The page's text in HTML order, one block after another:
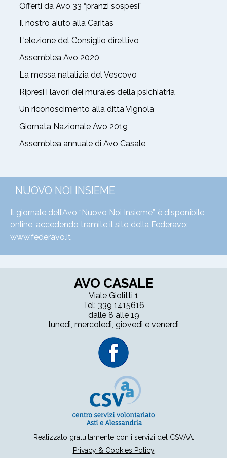
Offerti da Avo 33 “pranzi sospesi”
Il nostro aiuto alla Caritas
L'elezione del Consiglio direttivo
Assemblea Avo 2020
La messa natalizia del Vescovo
Ripresi i lavori dei murales della psichiatria
Un riconoscimento alla ditta Vignola
Giornata Nazionale Avo 2019
Assemblea annuale di Avo Casale
NUOVO NOI INSIEME
Il giornale dell’Avo “Nuovo Noi Insieme”, è disponibile
online, accedendo tramite il sito della Federavo:
www.federavo.it
AVO CASALE
Viale Giolitti 1
Tel: 339 1415616
dalle 8 alle 19
lunedì, mercoledì, giovedì e venerdì
Realizzato gratuitamente con i servizi del CSVAA.
Privacy & Cookies Policy